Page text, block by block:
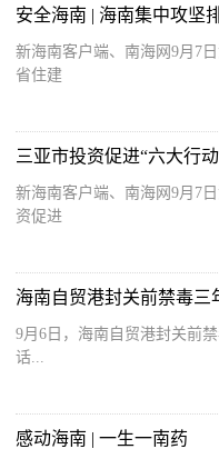
安全海南 | 海南集中攻坚
新海南客户端、南海网9月7
省住建
新海南客户端、南海网9月7
资促进
9月6日，海南自贸港封关前
话...
感动海南 | 一生一南药